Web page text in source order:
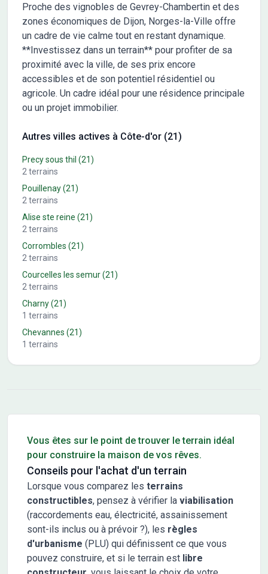
Proche des vignobles de Gevrey-Chambertin et des
zones économiques de Dijon, Norges-la-Ville offre
un cadre de vie calme tout en restant dynamique.
**Investissez dans un terrain** pour profiter de sa
proximité avec la ville, de ses prix encore
accessibles et de son potentiel résidentiel ou
agricole. Un cadre idéal pour une résidence principale
ou un projet immobilier.
Autres villes actives à Côte-d'or (21)
Precy sous thil (21)
2terrains
Pouillenay(21)
2terrains
Alise ste reine (21)
2terrains
Corrombles (21)
2terrains
Courcelles les semur(21)
2terrains
Charny(21)
1 terrains
Chevannes (21)
1 terrains
Vous êtes sur le point de trouver le terrain idéal
pour construire la maison de vos rêves.
Conseils pour l'achat d'un terrain
Lorsque vous comparez les terrains
constructibles, pensez à vérifier la viabilisation
(raccordements eau, électricité, assainissement
sont-ils inclus ou à prévoir ?), les règles
d'urbanisme (PLU) qui définissent ce que vous
pouvez construire, et si le terrain est libre